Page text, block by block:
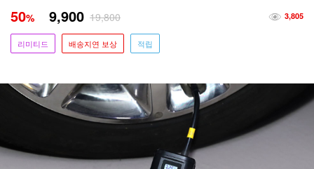
3,805
50% 9,900 19,800
리미티드 배송지연 보상 적립